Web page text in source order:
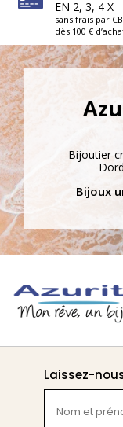
EN 2, 3, 4 X
sans frais par CB
dès 100 €
Bijoutier
Bijoux
Laissez-
et